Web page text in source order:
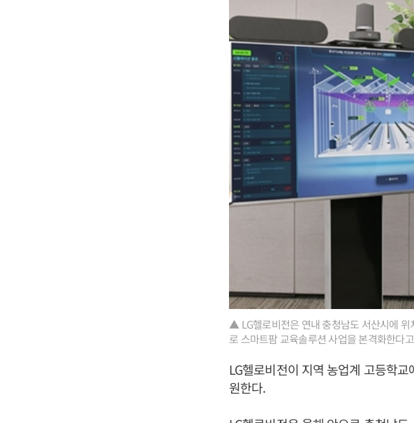
▲ LG헬로비전은 연내 충청남도 서산시에
로 스마트팜 교육솔루션 사업을 본격화한다
LG헬로비전이 지역 농업계 고등학
원한다.